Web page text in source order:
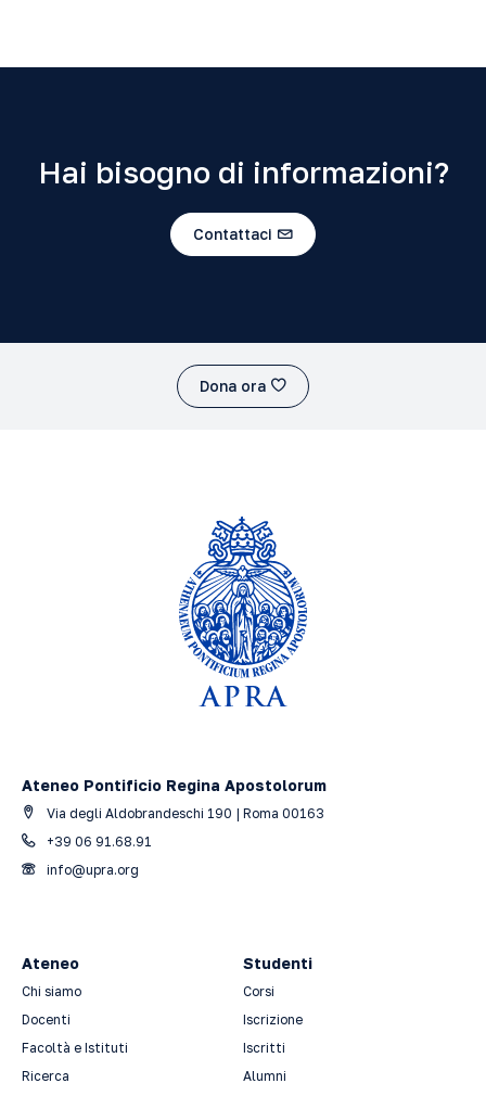
Hai bisogno di informazioni?
Contattaci
Dona ora
Ateneo Pontificio Regina Apostolorum
Via degli Aldobrandeschi 190 | Roma 00163
+39 06 91.68.91
info@upra.org
Ateneo
Chi siamo
Docenti
Facoltà e Istituti
Ricerca
Studenti
Corsi
Iscrizione
Iscritti
Alumni